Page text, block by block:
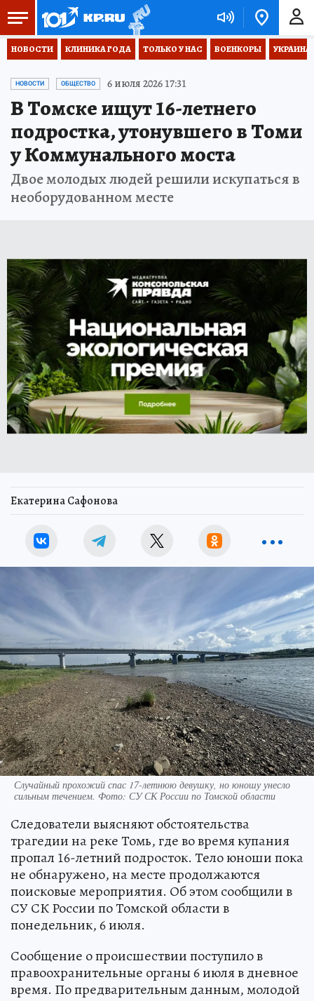
НОВОСТИ КЛИНИКА ГОДА ТОЛЬКО У НАС ВОЕНКОРЫ
НОВОСТИ ОБЩЕСТВО 6 июля 2026 17:31
В Томске ищут 16-летнего
подростка, утонувшего в Томи
у Коммунального моста
Двое молодых людей решили искупаться в
необорудованном месте
Екатерина Сафонова
Случайный прохожий спас 17-летнюю девушку, но юношу унесло
сильным течением. Фото: СУ СК России по Томской области
Следователи выясняют обстоятельства
трагедии на реке Томь, где во время купания
пропал 16-летний подросток. Тело юноши пока
не обнаружено, на месте продолжаются
поисковые мероприятия. Об этом сообщили в
СУ СК России по Томской области в
понедельник, 6 июля.
Сообщение о происшествии поступило в
правоохранительные органы 6 июля в дневное
время. По предварительным данным, молодой